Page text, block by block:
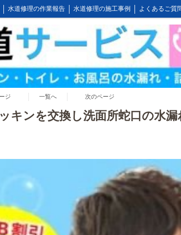
水道修理の作業報告 水道修理の施工事例 よくあるご質
会社概要 キッチンの作業料金 トイレの作業料金 お風
ジ 一覧へ 次のページ
キンを交換し洗面所蛇口の水漏